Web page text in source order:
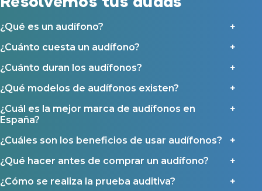
¿Qué es un audífono?
¿Cuánto cuesta un audífono?
¿Cuánto duran los audífonos?
¿Qué modelos de audífonos existen?
¿Cuál es la mejor marca de audífonos en
España?
¿Cuáles son los beneficios de usar audífonos?
¿Qué hacer antes de comprar un audífono?
¿Cómo se realiza la prueba auditiva?
Seguro para audífonos
Ayuda Miaudífono hasta 200€*
Ayudas para audífonos en Castilla-La Mancha
Ayudas para audífonos en Andalucía
Ayudas y subvenciones en La Rioja
Ayudas y subvenciones en Asturias
Contacto
Al hacer click en «Contáctanos» declaras haber leído y aceptado nuestra
Contáctanos